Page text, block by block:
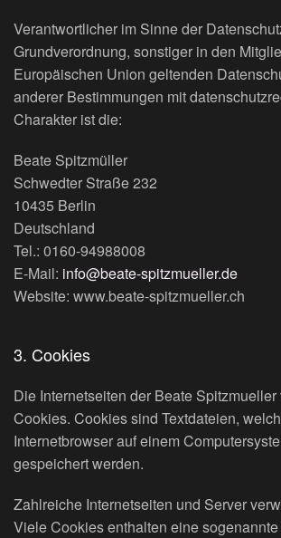
Verantwortlicher im Sinne der
Grundverordnung, sonstiger in den
Europäischen Union geltenden
anderer Bestimmungen mit
Charakter ist die:
Beate Spitzmüller
Schwedter Straße 232
10435 Berlin
Deutschland
Tel.: 0160-94988008
E-Mail: info@beate-spitzmueller.de
Website: www.beate-spitzmueller.ch
3. Cookies
Die Internetseiten der Beate
Cookies. Cookies sind Textdateien,
Internetbrowser auf einem
gespeichert werden.
Zahlreiche Internetseiten und Server
Viele Cookies enthalten eine